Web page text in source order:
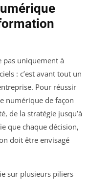
pas uniquement à
: c’est avant tout un
Pour réussir
numérique de façon
de la stratégie jusqu’à
que chaque décision,
doit être envisagé
sur plusieurs piliers